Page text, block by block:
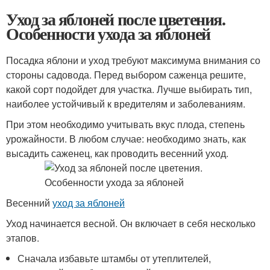
Уход за яблоней после цветения.
Особенности ухода за яблоней
Посадка яблони и уход требуют максимума внимания со
стороны садовода. Перед выбором саженца решите,
какой сорт подойдет для участка. Лучше выбирать тип,
наиболее устойчивый к вредителям и заболеваниям.
При этом необходимо учитывать вкус плода, степень
урожайности. В любом случае: необходимо знать, как
высадить саженец, как проводить весенний уход.
Весенний уход за яблоней
Уход начинается весной. Он включает в себя несколько
этапов.
Сначала избавьте штамбы от утеплителей,